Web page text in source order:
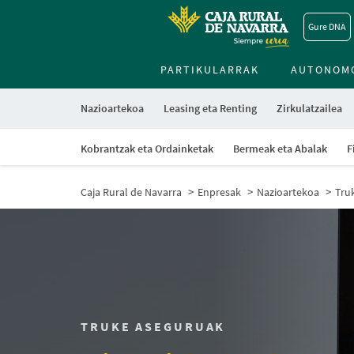
Gure DNA
PARTIKULARRAK
Nazioartekoa
Kobrantzak eta Ordainketak Bermeak eta Abalak
Leasing eta Renting Zirkulatzailea
Caja Rural de Navarra Enpresak Nazioartekoa
TRUKE ASEGURUAK